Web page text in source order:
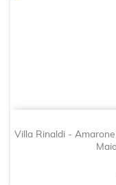
Villa Rinaldi -